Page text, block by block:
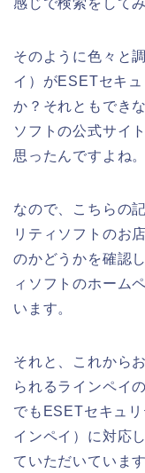
感じで検索をして
そのように色々と
イ）がESETセキ
か？それともでき
ソフトの公式サイ
思ったんですよね。
なので、こちらの
リティソフトのお
のかどうかを確認
ィソフトのホーム
います。
それと、これから
られるラインペイ
でもESETセキュ
インペイ）に対応
ていただいていま